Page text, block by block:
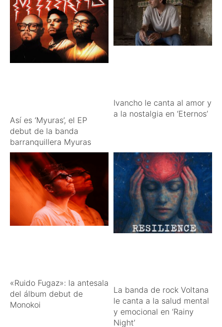
Así es ‘Myuras’, el EP
debut de la banda
barranquillera Myuras
Ivancho le canta al amor y
a la nostalgia en ‘Eternos’
«Ruido Fugaz»: la antesala
del álbum debut de
Monokoi
La banda de rock Voltana
le canta a la salud mental
y emocional en ‘Rainy
Night’